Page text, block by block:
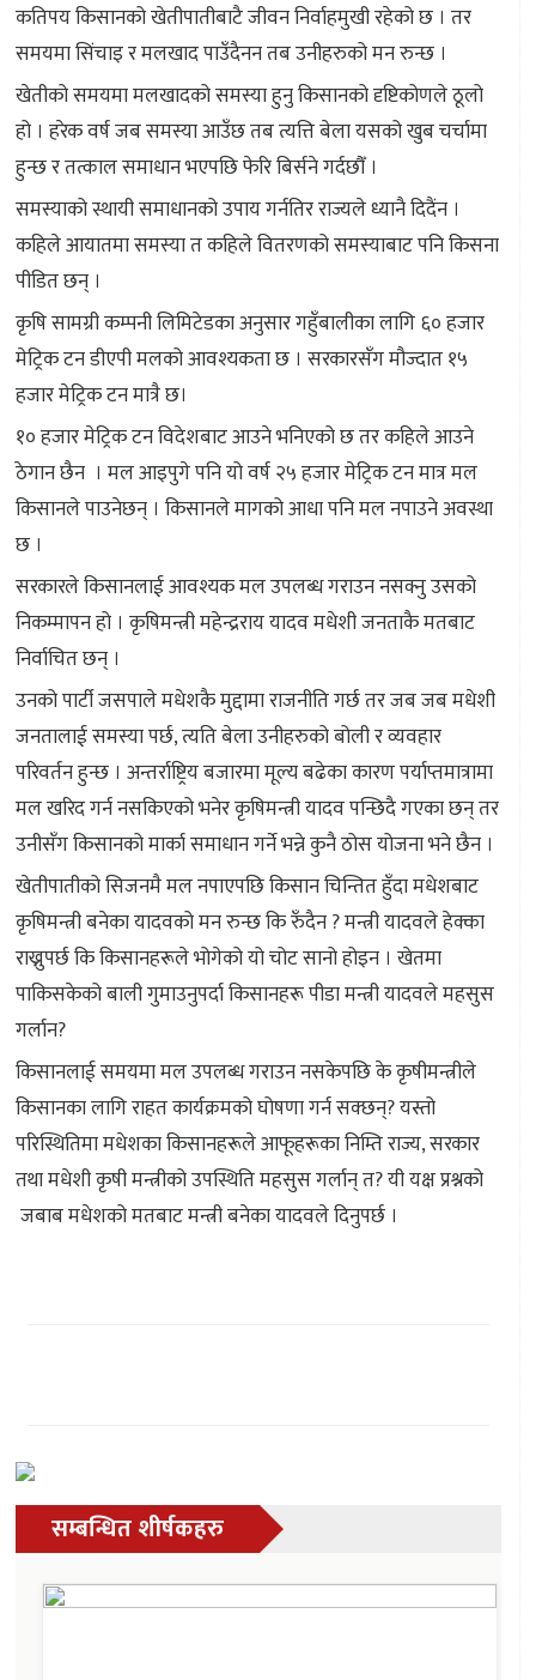
कतिपय किसानको खेतीपातीबाटै जीवन निर्वाहमुखी रहेको छ । तर
समयमा सिंचाइ र मलखाद पाउँदैनन तब उनीहरुको मन रुन्छ ।
खेतीको समयमा मलखादको समस्या हुनु किसानको दृष्टिकोणले ठूलो
हो । हरेक वर्ष जब समस्या आउँछ तब त्यत्ति बेला यसको खुब चर्चामा
हुन्छ र तत्काल समाधान भएपछि फेरि बिर्सने गर्दछौँ ।
समस्याको स्थायी समाधानको उपाय गर्नतिर राज्यले ध्यानै दिदैंन ।
कहिले आयातमा समस्या त कहिले वितरणको समस्याबाट पनि किसना
पीडित छन् ।
कृषि सामग्री कम्पनी लिमिटेडका अनुसार गहुँबालीका लागि ६० हजार
मेट्रिक टन डीएपी मलको आवश्यकता छ । सरकारसँग मौज्दात १५
हजार मेट्रिक टन मात्रै छ।
१० हजार मेट्रिक टन विदेशबाट आउने भनिएको छ तर कहिले आउने
ठेगान छैन । मल आइपुगे पनि यो वर्ष २५ हजार मेट्रिक टन मात्र मल
किसानले पाउनेछन् । किसानले मागको आधा पनि मल नपाउने अवस्था
छ ।
सरकारले किसानलाई आवश्यक मल उपलब्ध गराउन नसक्नु उसको
निकम्मापन हो । कृषिमन्त्री महेन्द्रराय यादव मधेशी जनताकै मतबाट
निर्वाचित छन् ।
उनको पार्टी जसपाले मधेशकै मुद्दामा राजनीति गर्छ तर जब जब मधेशी
जनतालाई समस्या पर्छ, त्यति बेला उनीहरुको बोली र व्यवहार
परिवर्तन हुन्छ । अन्तर्राष्ट्रिय बजारमा मूल्य बढेका कारण पर्याप्तमात्रामा
मल खरिद गर्न नसकिएको भनेर कृषिमन्त्री यादव पन्छिदै गएका छन् तर
उनीसँग किसानको मार्का समाधान गर्ने भन्ने कुनै ठोस योजना भने छैन ।
खेतीपातीको सिजनमै मल नपाएपछि किसान चिन्तित हुँदा मधेशबाट
कृषिमन्त्री बनेका यादवको मन रुन्छ कि रुँदैन ? मन्त्री यादवले हेक्का
राख्नुपर्छ कि किसानहरूले भोगेको यो चोट सानो होइन । खेतमा
पाकिसकेको बाली गुमाउनुपर्दा किसानहरू पीडा मन्त्री यादवले महसुस
गर्लान?
किसानलाई समयमा मल उपलब्ध गराउन नसकेपछि के कृषीमन्त्रीले
किसानका लागि राहत कार्यक्रमको घोषणा गर्न सक्छन्? यस्तो
परिस्थितिमा मधेशका किसानहरूले आफूहरूका निम्ति राज्य, सरकार
तथा मधेशी कृषी मन्त्रीको उपस्थिति महसुस गर्लान् त? यी यक्ष प्रश्नको
जबाब मधेशको मतबाट मन्त्री बनेका यादवले दिनुपर्छ ।
सम्बन्धित शीर्षकहरु